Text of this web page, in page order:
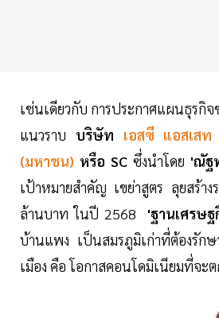
เช่นเดียวกับ การประกาศแผนธุรกิ
แนวราบ บริษัท เอสซี แอสเส
(มหาชน) หรือ SC ซึ่งนำโดย 'ณัฐ
เป้าหมายสำคัญ เขย่าสูตร ลุยสร้าง
ล้านบาท ในปี 2568 'ฐานเศรษฐ
บ้านแพง เป็นสมรภูมิเก่าที่ต้องรัก
เมือง คือ โอกาสคอนโดมิเนียมที่จะ